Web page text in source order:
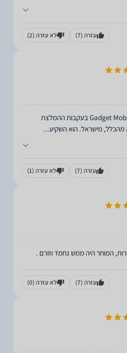
עזרה (7) לא עזרה (2)
הגעתי לסניף רחובות של Gadget Mobile בעקבות ההמלצת
מהכלל, מישראל. הוא השקיע...
עזרה (7) לא עזרה (1)
עזרה (7) לא עזרה (0)